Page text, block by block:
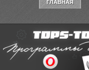
ГЛАВНАЯ